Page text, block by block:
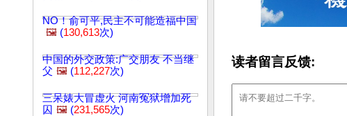
NO！俞可平,民主不可能造福中国
🖼️ (130,613次)
中国的外交政策:广交朋友 不当继
父 🖼️ (112,227次)
三呆婊大冒虚火 河南冤狱增加死
囚 🖼️ (231,565次)
读者留言反馈: